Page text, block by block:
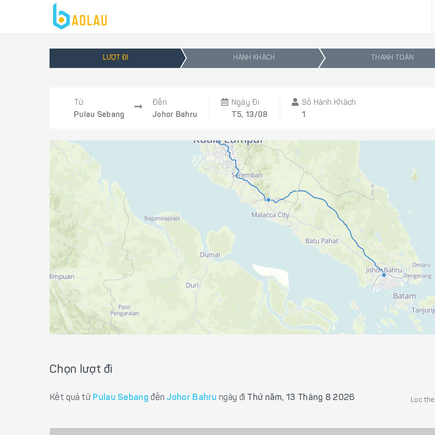
LƯỢT ĐI HÀNH KHÁCH THANH TOÁN
Từ
Pulau Sebang
Đến
Johor Bahru
Ngày Đi
T5, 13/08
Số Hành Khách
1
Chọn lượt đi
Kết quả từ Pulau Sebang đếnJohor Bahru ngày đi Thứ năm, 13 Tháng 8 2026 Lọc